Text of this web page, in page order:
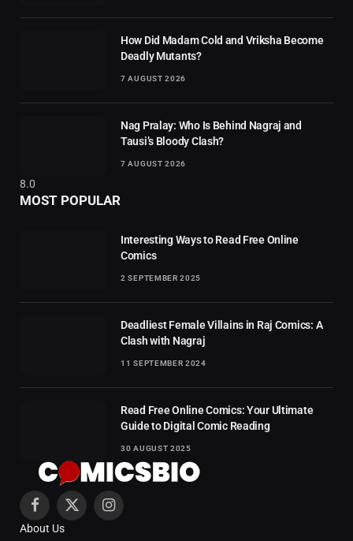
How Did Madam Cold and Vriksha Become
Deadly Mutants?
7 AUGUST 2026
8.0
Nag Pralay: Who Is Behind Nagraj and
Tausi’s Bloody Clash?
7 AUGUST 2026
MOST POPULAR
Interesting Ways to Read Free Online
Comics
2 SEPTEMBER 2025
Deadliest Female Villains in Raj Comics: A
Clash with Nagraj
11 SEPTEMBER 2024
Read Free Online Comics: Your Ultimate
Guide to Digital Comic Reading
30 AUGUST 2025
Facebook
X
Instagram
About Us